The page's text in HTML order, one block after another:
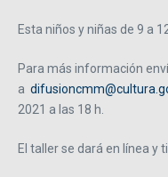
Esta niños y niñas de 9 a
Para más información
a
2021 a las 18 h.
El taller se dará en línea y